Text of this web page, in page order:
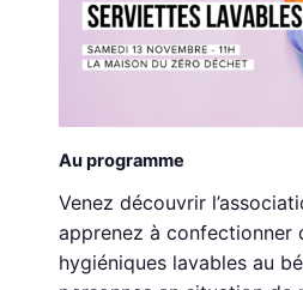
Au programme
Venez découvrir
apprenez à confectionner
hygiéniques lavables au